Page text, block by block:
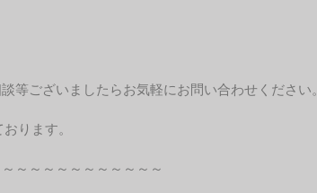
等ございましたらお気軽にお問い合わせください。
ります。
～～～～～～～～～～～